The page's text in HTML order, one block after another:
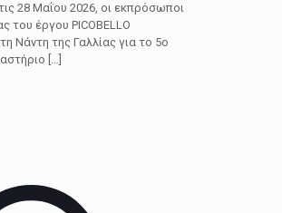
28 Μαΐου 2026, οι εκπρόσωποι
του έργου PICOBELLO
Νάντη της Γαλλίας για το 5ο
[…]